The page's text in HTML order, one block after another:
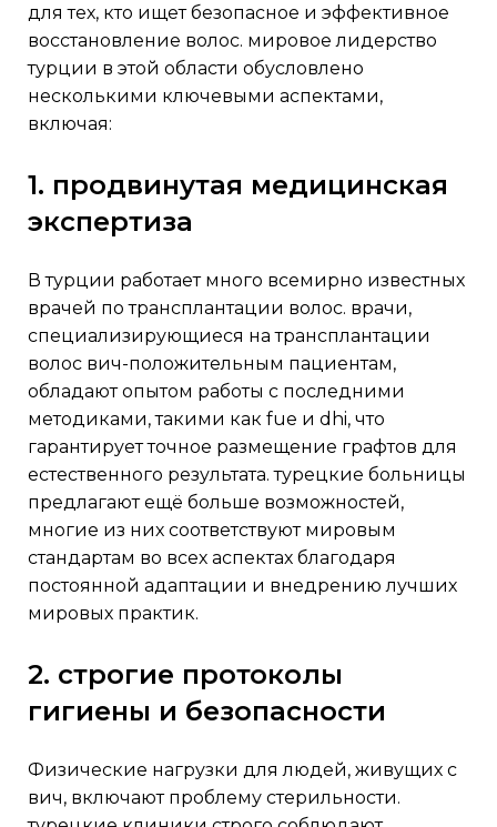
для тех, кто ищет безопасное и эффективное
восстановление волос. мировое лидерство
турции в этой области обусловлено
несколькими ключевыми аспектами,
включая:
1. продвинутая медицинская
экспертиза
в турции работает много всемирно известных
врачей по трансплантации волос. врачи,
специализирующиеся на трансплантации
волос вич-положительным пациентам,
обладают опытом работы с последними
методиками, такими как fue и dhi, что
гарантирует точное размещение графтов для
естественного результата. турецкие больницы
предлагают ещё больше возможностей,
многие из них соответствуют мировым
стандартам во всех аспектах благодаря
постоянной адаптации и внедрению лучших
мировых практик.
2. строгие протоколы
гигиены и безопасности
физические нагрузки для людей, живущих с
вич, включают проблему стерильности.